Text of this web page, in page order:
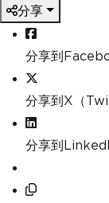
分享
分享到
分享到X（
分享到